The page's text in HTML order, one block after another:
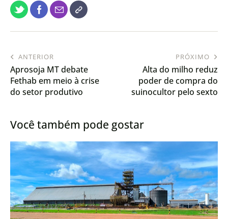
ANTERIOR
Aprosoja MT debate
Fethab em meio à crise
do setor produtivo
PRÓXIMO
Alta do milho reduz
poder de compra do
suinocultor pelo sexto
Você também pode gostar